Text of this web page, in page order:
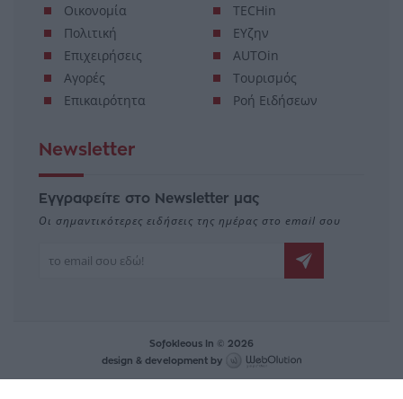
Οικονομία
Πολιτική
Επιχειρήσεις
Αγορές
Επικαιρότητα
TECHin
ΕΥζην
AUTOin
Τουρισμός
Ροή Ειδήσεων
Newsletter
Εγγραφείτε στο Newsletter μας
Οι σημαντικότερες ειδήσεις της ημέρας στο email σου
Sofokleous In © 2026
design & development by